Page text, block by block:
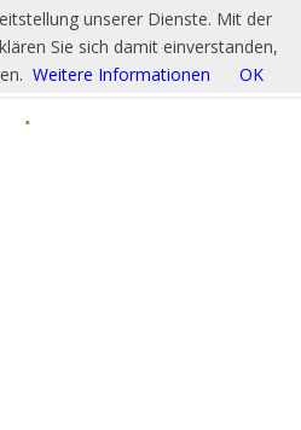
unserer Dienste. Mit der
Sie sich damit einverstanden,
Weitere Informationen OK